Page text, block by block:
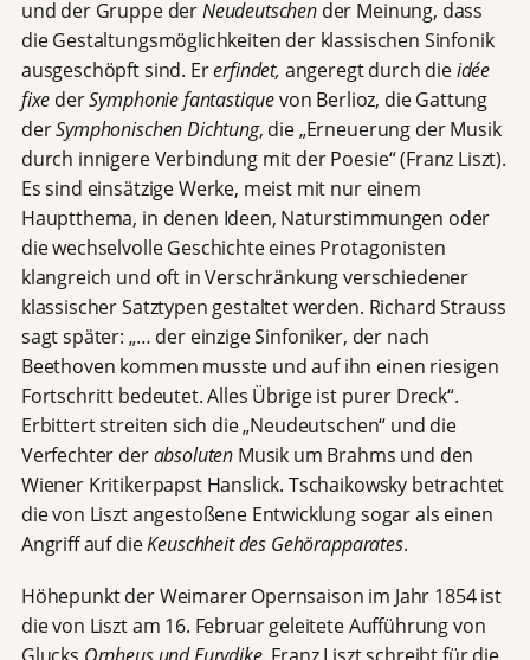
und der Gruppe derNeudeutschender Meinung, dass
die Gestaltungsmöglichkeiten der klassischen Sinfonik
ausgeschöpft sind. Ererfindet, angeregt durch dieidée
fixe derSymphonie fantastiquevon Berlioz, die Gattung
derSymphonischen Dichtung, die „Erneuerung der Musik
durch innigere Verbindung mit der Poesie“ (Franz Liszt).
Es sind einsätzige Werke, meist mit nur einem
Hauptthema, in denen Ideen, Naturstimmungen oder
die wechselvolle Geschichte eines Protagonisten
klangreich und oft in Verschränkung verschiedener
klassischer Satztypen gestaltet werden. Richard Strauss
sagt später: „… der einzige Sinfoniker, der nach
Beethoven kommen musste und auf ihn einen riesigen
Fortschritt bedeutet. Alles Übrige ist purer Dreck“.
Erbittert streiten sich die „Neudeutschen“ und die
Verfechter derabsoluten Musik um Brahms und den
Wiener Kritikerpapst Hanslick. Tschaikowsky betrachtet
die von Liszt angestoßene Entwicklung sogar als einen
Angriff auf dieKeuschheit des Gehörapparates.
Höhepunkt der Weimarer Opernsaison im Jahr 1854 ist
die von Liszt am 16. Februar geleitete Aufführung von